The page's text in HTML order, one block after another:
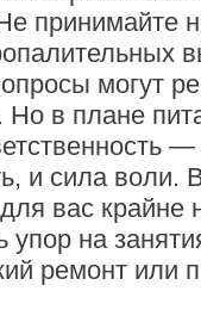
принимайте
могут
в плане
—
и сила воли.
вас
на
ремонт или